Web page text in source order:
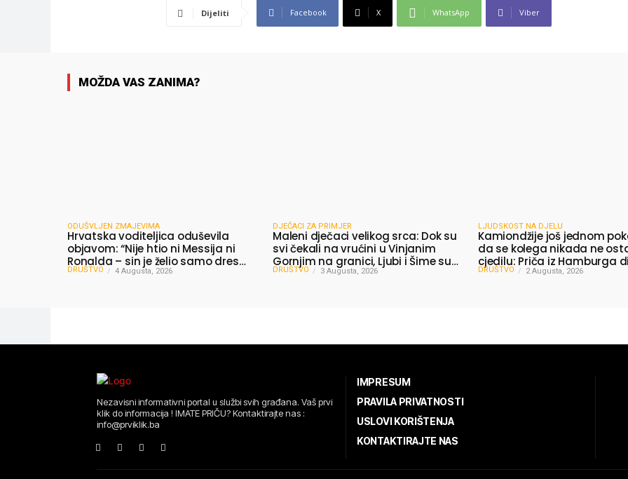
Dijeliti Facebook X WhatsApp Viber
MOŽDA VAS ZANIMA?
ODUŠVLJEN ZMAJEVIMA
Hrvatska voditeljica oduševila
objavom: “Nije htio ni Messija ni
Ronalda – sin je želio samo dres
Bosne”
DRUŠTVO 4 Augusta, 2026
DJEČACI ZA PRIMJER
Maleni dječaci velikog srca: Dok su
svi čekali na vrućini u Vinjanim
Gornjim na granici, Ljubi i Šime su
dijelili vodu putnicima
DRUŠTVO 3 Augusta, 2026
LJUDSKOST NA DJELU
Kamiondžije još jednom
da se kolega nikada ne
cjedilu: Priča iz Hamburga
mnoge
DRUŠTVO 2 Augusta, 2026
Nezavisni informativni portal u službi svih građana. Vaš prvi
klik do informacija ! IMATE PRIČU? Kontaktirajte nas :
info@prviklik.ba
IMPRESUM
PRAVILA PRIVATNOSTI
USLOVI KORIŠTENJA
KONTAKTIRAJTE NAS